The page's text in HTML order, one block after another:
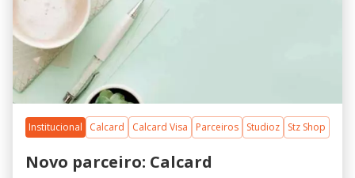
Institucional Calcard Calcard Visa Parceiros Studioz Stz Shop
Novo parceiro: Calcard